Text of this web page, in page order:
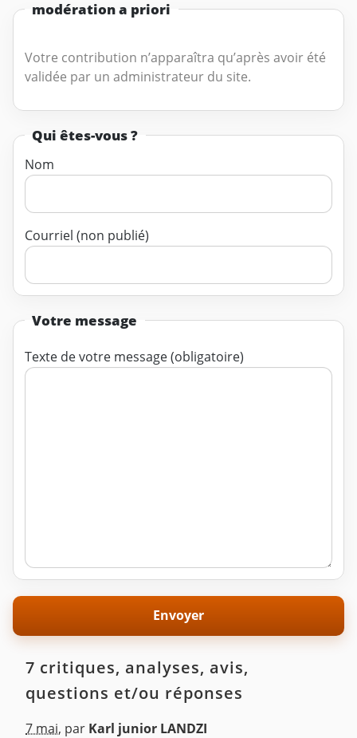
modération a priori
Votre contribution n’apparaîtra qu’après avoir été
validée par un administrateur du site.
Qui êtes-vous ?
Nom
Courriel (non publié)
Votre message
Texte de votre message (obligatoire)
7 critiques, analyses, avis,
questions et/ou réponses
7 mai, par Karl junior LANDZI